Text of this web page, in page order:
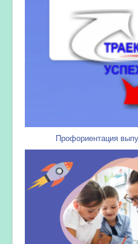
Профориентация